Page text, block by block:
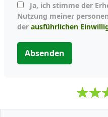
Nutzung meiner
der ausführlichen
Absenden